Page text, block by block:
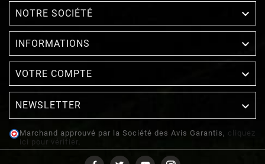
NOTRE SOCIÉTÉ 
INFORMATIONS 
VOTRE COMPTE 
NEWSLETTER 
Marchand approuvé par la Société des Avis Garantis, cliquez
ici pour vérifier.